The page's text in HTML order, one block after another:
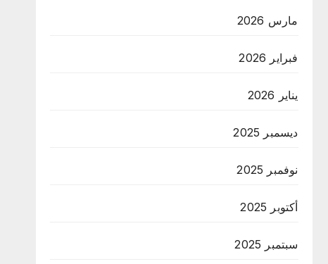
مارس 2026
فبراير 2026
يناير 2026
ديسمبر 2025
نوفمبر 2025
أكتوبر 2025
سبتمبر 2025